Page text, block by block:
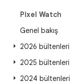
Pixel Watch
Genel bakış
2026 bültenleri
2025 bültenleri
2024 bültenleri